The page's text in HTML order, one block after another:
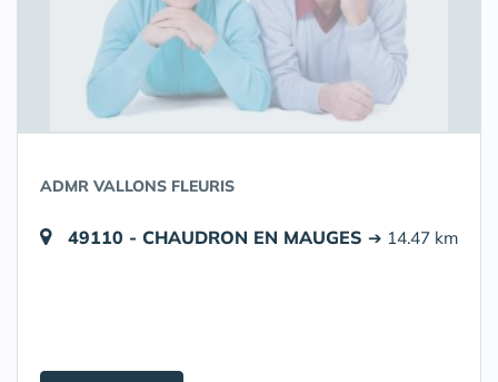
ADMR VALLONS FLEURIS
49110 - CHAUDRON EN MAUGES ➔ 14.47 km